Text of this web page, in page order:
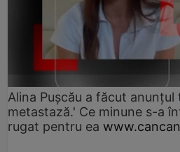
Alina Pușcău a făcut
metastază.' Ce minune s-a
rugat pentru ea